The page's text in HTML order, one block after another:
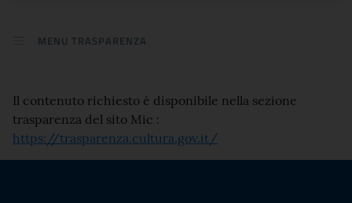
MENU TRASPARENZA
Il contenuto richiesto è disponibile nella sezione
trasparenza del sito Mic :
https://trasparenza.cultura.gov.it/